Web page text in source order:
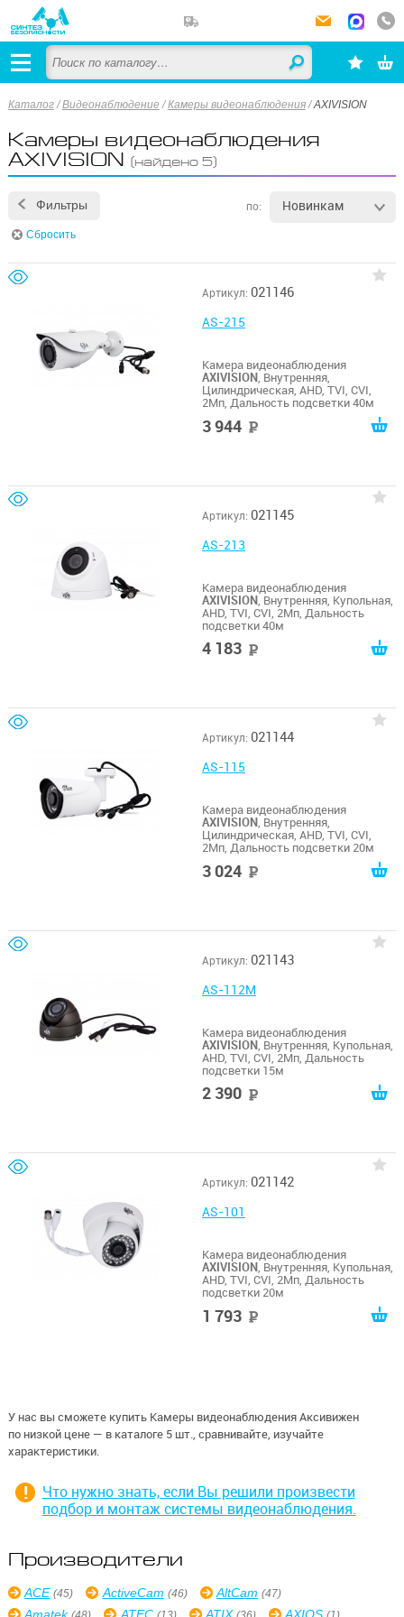
Каталог /Видеонаблюдение /Камеры видеонаблюдения/AXIVISION
Камеры видеонаблюдения
AXIVISION (найдено 5)
Фильтры по: Новинкам
Сбросить
Артикул: 021146
AS-215
Камера видеонаблюдения
AXIVISION, Внутренняя,
Цилиндрическая, AHD, TVI, CVI,
2Мп, Дальность подсветки 40м
3 944
Артикул: 021145
AS-213
Камера видеонаблюдения
AXIVISION, Внутренняя, Купольная,
AHD, TVI, CVI, 2Мп, Дальность
подсветки 40м
4 183
Артикул: 021144
AS-115
Камера видеонаблюдения
AXIVISION, Внутренняя,
Цилиндрическая, AHD, TVI, CVI,
2Мп, Дальность подсветки 20м
3 024
Артикул: 021143
AS-112M
Камера видеонаблюдения
AXIVISION, Внутренняя, Купольная,
AHD, TVI, CVI, 2Мп, Дальность
подсветки 15м
2 390
Артикул: 021142
AS-101
Камера видеонаблюдения
AXIVISION, Внутренняя, Купольная,
AHD, TVI, CVI, 2Мп, Дальность
подсветки 20м
1 793
У нас вы сможете купить Камеры видеонаблюдения Аксивижен
по низкой цене — в каталоге 5 шт., сравнивайте, изучайте
характеристики.
Что нужно знать, если Вы решили произвести
подбор и монтаж системы видеонаблюдения.
Производители
ACE (45) ActiveCam (46) AltCam (47)